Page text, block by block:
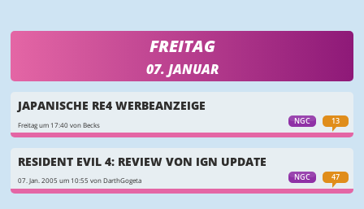
FREITAG
07. JANUAR
NGC 13
JAPANISCHE RE4 WERBEANZEIGE
Freitag um 17:40 von Becks
NGC 47
RESIDENT EVIL 4: REVIEW VON IGN UPDATE
07. Jan. 2005 um 10:55 von DarthGogeta